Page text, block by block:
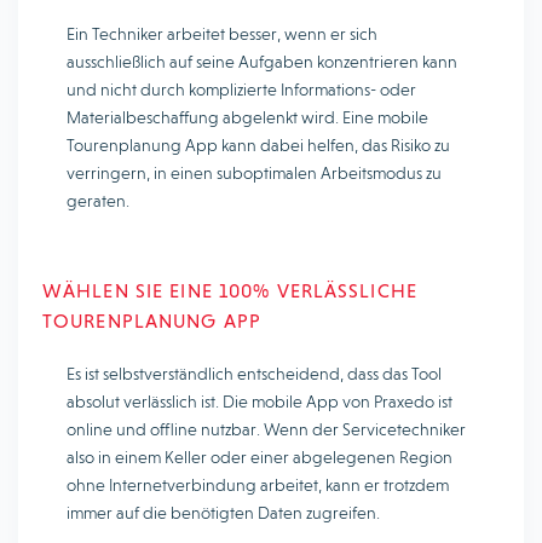
Ein Techniker arbeitet besser, wenn er sich
ausschließlich auf seine Aufgaben konzentrieren kann
und nicht durch komplizierte Informations- oder
Materialbeschaffung abgelenkt wird. Eine mobile
Tourenplanung App kann dabei helfen, das Risiko zu
verringern, in einen suboptimalen Arbeitsmodus zu
geraten.
WÄHLEN SIE EINE 100% VERLÄSSLICHE
TOURENPLANUNG APP
Es ist selbstverständlich entscheidend, dass das Tool
absolut verlässlich ist. Die mobile App von Praxedo ist
online und offline nutzbar. Wenn der Servicetechniker
also in einem Keller oder einer abgelegenen Region
ohne Internetverbindung arbeitet, kann er trotzdem
immer auf die benötigten Daten zugreifen.